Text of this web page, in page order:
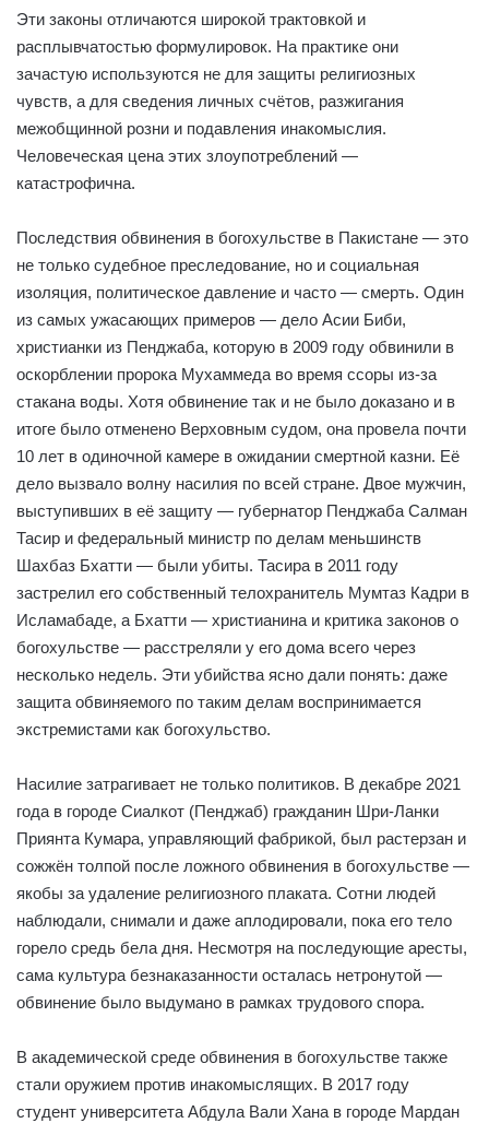
Эти законы отличаются широкой трактовкой и
расплывчатостью формулировок. На практике они
зачастую используются не для защиты религиозных
чувств, а для сведения личных счётов, разжигания
межобщинной розни и подавления инакомыслия.
Человеческая цена этих злоупотреблений —
катастрофична.
Последствия обвинения в богохульстве в Пакистане — это
не только судебное преследование, но и социальная
изоляция, политическое давление и часто — смерть. Один
из самых ужасающих примеров — дело Асии Биби,
христианки из Пенджаба, которую в 2009 году обвинили в
оскорблении пророка Мухаммеда во время ссоры из-за
стакана воды. Хотя обвинение так и не было доказано и в
итоге было отменено Верховным судом, она провела почти
10 лет в одиночной камере в ожидании смертной казни. Её
дело вызвало волну насилия по всей стране. Двое мужчин,
выступивших в её защиту — губернатор Пенджаба Салман
Тасир и федеральный министр по делам меньшинств
Шахбаз Бхатти — были убиты. Тасира в 2011 году
застрелил его собственный телохранитель Мумтаз Кадри в
Исламабаде, а Бхатти — христианина и критика законов о
богохульстве — расстреляли у его дома всего через
несколько недель. Эти убийства ясно дали понять: даже
защита обвиняемого по таким делам воспринимается
экстремистами как богохульство.
Насилие затрагивает не только политиков. В декабре 2021
года в городе Сиалкот (Пенджаб) гражданин Шри-Ланки
Приянта Кумара, управляющий фабрикой, был растерзан и
сожжён толпой после ложного обвинения в богохульстве —
якобы за удаление религиозного плаката. Сотни людей
наблюдали, снимали и даже аплодировали, пока его тело
горело средь бела дня. Несмотря на последующие аресты,
сама культура безнаказанности осталась нетронутой —
обвинение было выдумано в рамках трудового спора.
В академической среде обвинения в богохульстве также
стали оружием против инакомыслящих. В 2017 году
студент университета Абдула Вали Хана в городе Мардан